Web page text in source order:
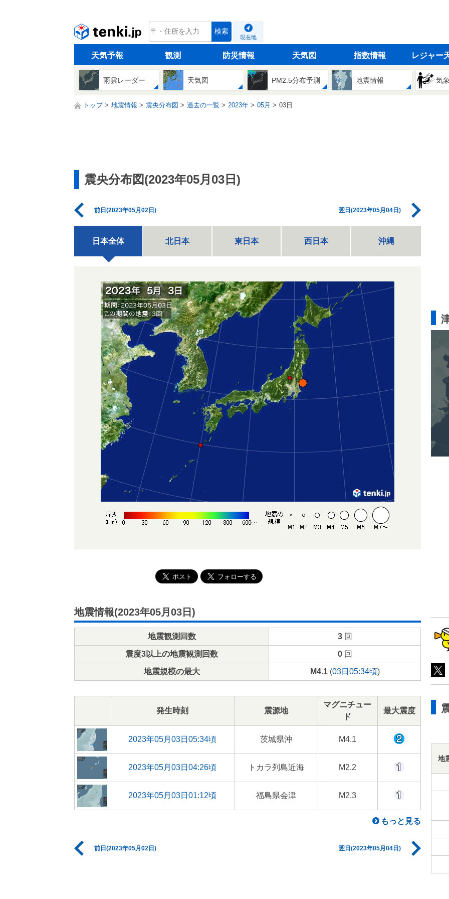
tenki.jp 検索
現在地
天気予報 観測 防災情報 天気図 指数情報 レジャー
雨雲レーダー 天気図 PM2.5分布予測 地震情報 気
トップ 地震情報 震央分布図 過去の一覧 2023年 05月 03日
震央分布図(2023年05月03日)
前日(2023年05月02日) 翌日(2023年05月04日)
日本全体 北日本 東日本 西日本 沖縄
地震情報(2023年05月03日)
地震観測回数 3回
震度3以上の地震観測回数 0回
地震規模の最大 M4.1(03日05:34頃)
発生時刻 震源地
マグニチュー
ド
最大震度
2023年05月03日05:34頃 茨城県沖 M4.1
2023年05月03日04:26頃 トカラ列島近海 M2.2
2023年05月03日01:12頃 福島県会津 M2.3
もっと見る
前日(2023年05月02日) 翌日(2023年05月04日)
地